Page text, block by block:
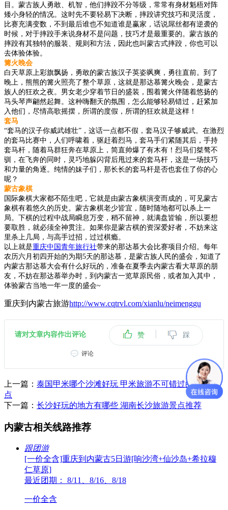
目。蒙古族人勇敢、机智，他们摔跤不分等级，常常有身材魁梧对阵
矮小身轻的情况。这时先不要轻易下决断，摔跤讲究技巧和灵活度，
比赛充满变数，不到最后谁也不知道谁是赢家，话说屌丝都有逆袭的
时候，对于摔跤手来说身材不是问题，技巧才是最重要的。蒙古族的
摔跤有其独特的服装、规则和方法，因此也叫蒙古式摔跤，你也可以
去体验体验。
篝火晚会
白天草原上彩旗飘扬，勇敢的蒙古族汉子英姿飒爽，勇往直前。到了
晚上，熊熊的篝火照亮了整个草原，这就是那达慕篝火晚会，是蒙古
族人的狂欢之夜。男女老少穿着节日的盛装，围着篝火伴随着悠扬的
马头琴声翩然起舞。这种嗨翻天的氛围，怎么能够轻易错过，赶紧加
入他们，尽情高歌摇摆，所谓的度假，所谓的狂欢就是这样！
套马
“套马的汉子你威武雄壮”，这话一点都不假，套马汉子够威武。在激烈
的套马比赛中，人们呼啸着，驱赶着烈马，套马手们紧随其后，手持
套马杆，随着马群狂奔在草原上，简直帅爆了有木有！烈马们桀骜不
驯，在飞奔的同时，灵巧地躲闪背后甩过来的套马杆，这是一场技巧
和力量的角逐。纯情的妹子们，那长长的套马杆是否也套住了你的心
呢？
蒙古象棋
国际象棋大家都不陌生吧，它就是由蒙古象棋演变而成的，可见蒙古
象棋有着悠久的历史。蒙古象棋老少皆宜，随时随地都可以杀上一
局。下棋的过程中战局瞬息万变，稍不留神，就满盘皆输，所以要想
要取胜，就必须全神贯注。如果你是蒙古棋的资深爱好者，不妨来这
里杀上几局，与高手过招，过过棋瘾。
以上就是重庆中国青年旅行社带来的那达慕大会比赛项目介绍。每年
农历六月初四开始的为期5天的那达慕，是蒙古族人民的盛会，知道了
内蒙古那达慕大会有什么好玩的，准备在夏季去内蒙古看大草原的朋
友，不妨在那达慕举办时，到内蒙古一览草原民俗，或者加入其中，
体验蒙古当地一年一度的盛会~
重庆到内蒙古旅游http://www.cqtrvl.com/xianlu/neimenggu
请对文章内容作出评论 赞 | 踩
评论
上一篇： 泰国甲米哪个沙滩好玩 甲米旅游不可错过的沙滩盘
点
下一篇： 长沙好玩的地方有哪些 湖南长沙旅游景点推荐
内蒙古相关线路推荐
跟团游
[一价全含]重庆到内蒙古5日游[响沙湾+仙沙岛+希拉穆
仁草原]
最近团期： 8/11、8/16、8/18
一价全含